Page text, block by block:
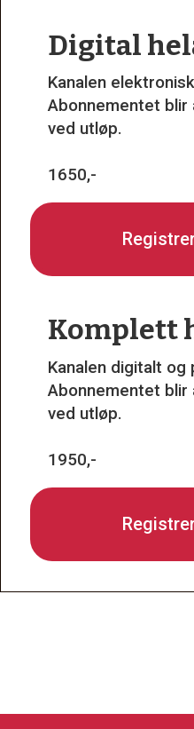
Digital
Kanalen
Abonnementet
ved utløp.
1650,-
Komplett
Kanalen digitalt og
Abonnementet
ved utløp.
1950,-